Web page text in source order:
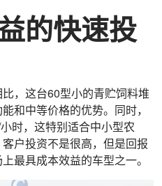
的快速投
，这台60型小的青贮饲料堆
和中等价格的优势。同时，
时，这特别适合中小型农
户投资不是很高，但是回报
最具成本效益的车型之一。